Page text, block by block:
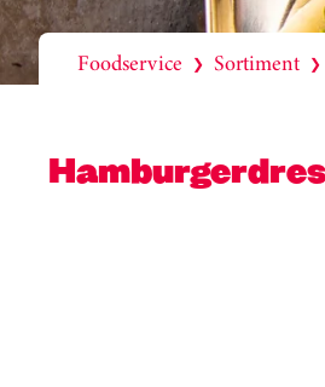
Foodservice ❯ Sortiment ❯